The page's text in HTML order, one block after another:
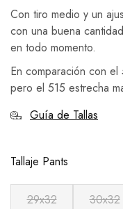
Con tiro medio y un
con una buena
en todo momento.
En comparación con el
pero el 515 estrecha
Guía de Tallas
Tallaje Pants
29x32 30x32